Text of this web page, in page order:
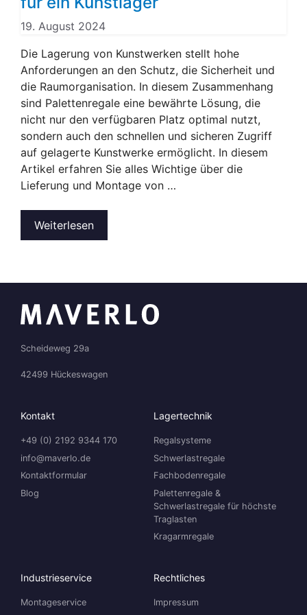
19. August 2024
Die Lagerung von Kunstwerken stellt hohe
Anforderungen an den Schutz, die Sicherheit und
die Raumorganisation. In diesem Zusammenhang
sind Palettenregale eine bewährte Lösung, die
nicht nur den verfügbaren Platz optimal nutzt,
sondern auch den schnellen und sicheren Zugriff
auf gelagerte Kunstwerke ermöglicht. In diesem
Artikel erfahren Sie alles Wichtige über die
Lieferung und Montage von …
Weiterlesen
Scheideweg 29a
42499 Hückeswagen
Kontakt
+49 (0) 2192 9344 170
info@maverlo.de
Kontaktformular
Blog
Lagertechnik
Regalsysteme
Schwerlastregale
Fachbodenregale
Palettenregale &
Schwerlastregale für höchste
Traglasten
Kragarmregale
Industrieservice
Montageservice
Rechtliches
Impressum